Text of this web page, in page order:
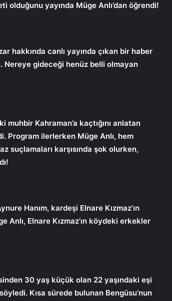
olduğunu yayında Müge Anlı’dan öğrendi!
hakkında canlı yayında çıkan bir haber
Nereye gideceği henüz belli olmayan
muhbir Kahraman’a kaçtığını anlatan
Program ilerlerken Müge Anlı, hem
suçlamaları karşısında şok olurken,
Hanım, kardeşi Elnare Kızmaz’ın
Anlı, Elnare Kızmaz’ın köydeki erkekler
30 yaş küçük olan 22 yaşındaki eşi
Kısa sürede bulunan Bengüsu’nun